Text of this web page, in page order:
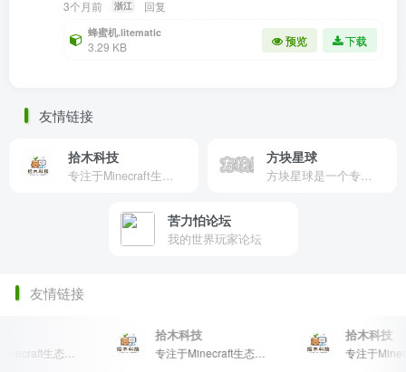
3个月前 浙江 回复
蜂蜜机.litematic
3.29 KB 预览 下载
友情链接
拾木科技
专注于Minecraft生态建设
方块星球
方块星球是一个专注于我的世界的中文论坛，提供丰富的资源分享、玩家交流和创意展示，包括地图、皮肤、数据包等内容，打造Minecraft玩家的专属社区乐园！
苦力怕论坛
我的世界玩家论坛
友情链接
专注于Minecraft生态建设
拾木科技
专注于Minecraft生态建设
拾木科技